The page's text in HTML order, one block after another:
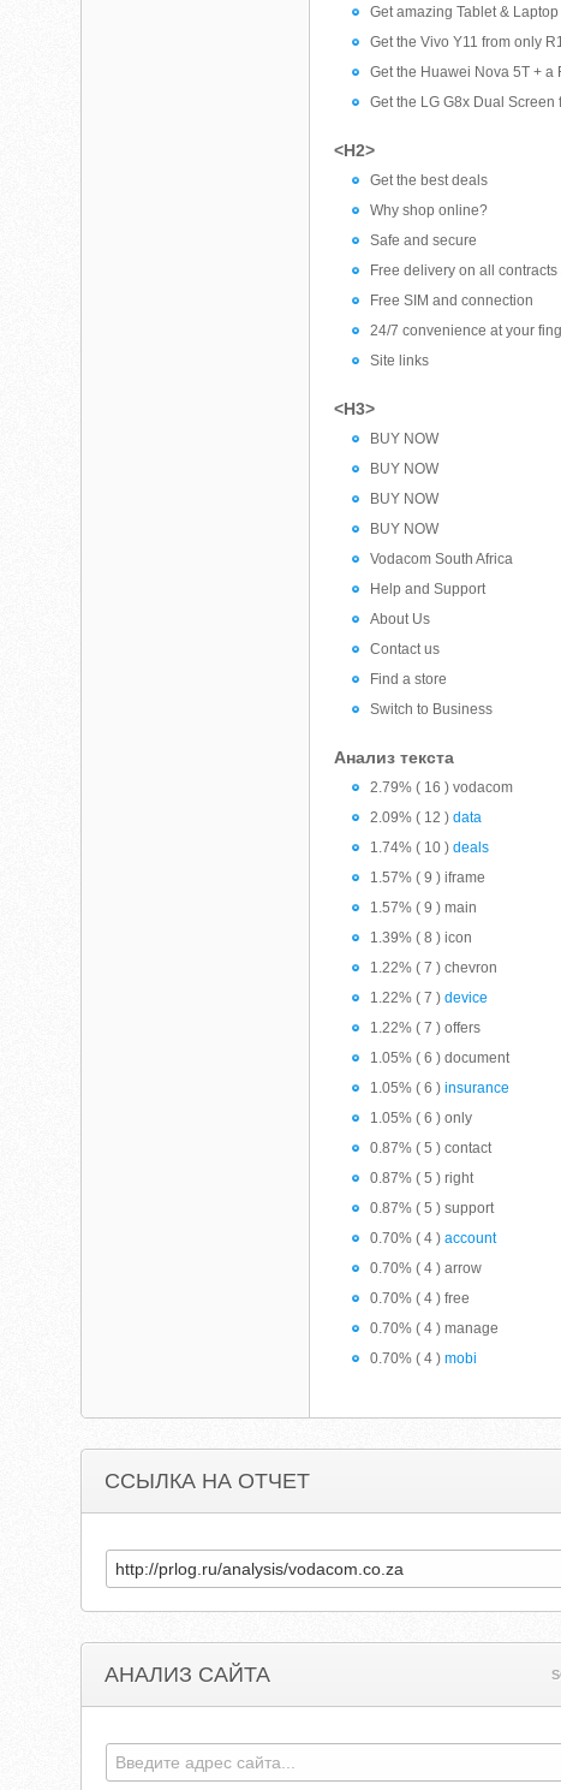
Get amazing Tablet &
Get the Vivo Y11 from only
Get the Huawei Nova 5T + a
Get the LG G8x Dual
<H2>
Get the best deals
Why shop online?
Safe and secure
Free delivery on all
Free SIM and connection
24/7 convenience at your
Site links
<H3>
BUY NOW
BUY NOW
BUY NOW
BUY NOW
Vodacom South Africa
Help and Support
About Us
Contact us
Find a store
Switch to Business
Анализ текста
2.79% ( 16 ) vodacom
2.09% ( 12 )data
1.74% ( 10 )deals
1.57% ( 9 ) iframe
1.57% ( 9 ) main
1.39% ( 8 ) icon
1.22% ( 7 ) chevron
1.22% ( 7 )device
1.22% ( 7 ) offers
1.05% ( 6 ) document
1.05% ( 6 )insurance
1.05% ( 6 ) only
0.87% ( 5 ) contact
0.87% ( 5 ) right
0.87% ( 5 ) support
0.70% ( 4 )account
0.70% ( 4 ) arrow
0.70% ( 4 ) free
0.70% ( 4 ) manage
0.70% ( 4 )mobi
ССЫЛКА НА ОТЧЕТ
АНАЛИЗ САЙТА